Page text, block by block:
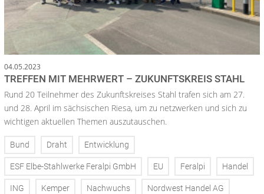
04.05.2023
TREFFEN MIT MEHRWERT – ZUKUNFTSKREIS STAHL
Rund 20 Teilnehmer des Zukunftskreises Stahl trafen sich am 27.
und 28. April im sächsischen Riesa, um zu netzwerken und sich zu
wichtigen aktuellen Themen auszutauschen.
Bund Draht Entwicklung
ESF Elbe-Stahlwerke Feralpi GmbH EU Feralpi Handel
ING Kemper Nachwuchs Nordwest Handel AG